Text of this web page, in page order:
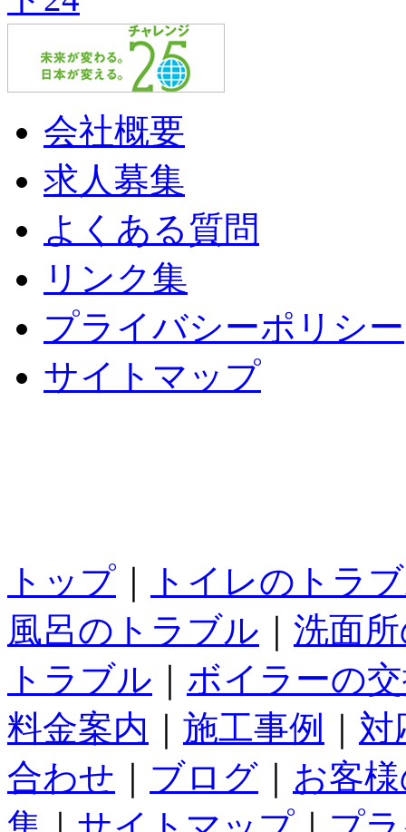
会社概要
求人募集
よくある質問
リンク集
プライバシーポリシー
サイトマップ
トップ
トイレのトラ
風呂のトラブル
洗面
トラブル
ボイラーの
料金案内
施工事例
対
合わせ
ブログ
お客